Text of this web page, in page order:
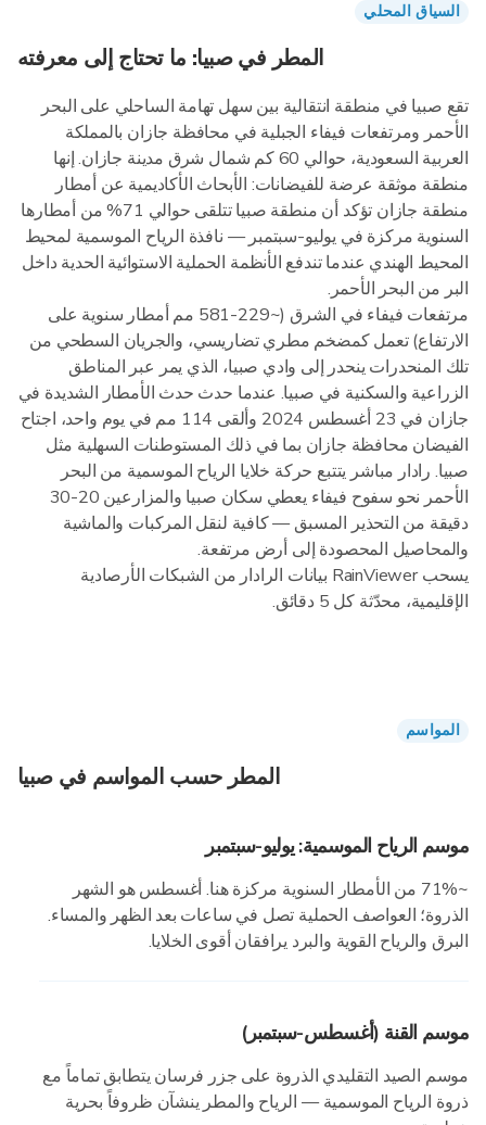
السياق المحلي
المطر في صبيا: ما تحتاج إلى معرفته
تقع صبيا في منطقة انتقالية بين سهل تهامة الساحلي على البحر
الأحمر ومرتفعات فيفاء الجبلية في محافظة جازان بالمملكة
العربية السعودية، حوالي 60 كم شمال شرق مدينة جازان. إنها
منطقة موثقة عرضة للفيضانات: الأبحاث الأكاديمية عن أمطار
منطقة جازان تؤكد أن منطقة صبيا تتلقى حوالي 71% من أمطارها
السنوية مركزة في يوليو-سبتمبر — نافذة الرياح الموسمية لمحيط
المحيط الهندي عندما تندفع الأنظمة الحملية الاستوائية الحدية داخل
البر من البحر الأحمر.
مرتفعات فيفاء في الشرق (~229-581 مم أمطار سنوية على
الارتفاع) تعمل كمضخم مطري تضاريسي، والجريان السطحي من
تلك المنحدرات ينحدر إلى وادي صبيا، الذي يمر عبر المناطق
الزراعية والسكنية في صبيا. عندما حدث حدث الأمطار الشديدة في
جازان في 23 أغسطس 2024 وألقى 114 مم في يوم واحد، اجتاح
الفيضان محافظة جازان بما في ذلك المستوطنات السهلية مثل
صبيا. رادار مباشر يتتبع حركة خلايا الرياح الموسمية من البحر
الأحمر نحو سفوح فيفاء يعطي سكان صبيا والمزارعين 20-30
دقيقة من التحذير المسبق — كافية لنقل المركبات والماشية
والمحاصيل المحصودة إلى أرض مرتفعة.
يسحب RainViewer بيانات الرادار من الشبكات الأرصادية
الإقليمية، محدّثة كل 5 دقائق.
المواسم
المطر حسب المواسم في صبيا
موسم الرياح الموسمية: يوليو-سبتمبر
~71% من الأمطار السنوية مركزة هنا. أغسطس هو الشهر
الذروة؛ العواصف الحملية تصل في ساعات بعد الظهر والمساء.
البرق والرياح القوية والبرد يرافقان أقوى الخلايا.
موسم القنة (أغسطس-سبتمبر)
موسم الصيد التقليدي الذروة على جزر فرسان يتطابق تماماً مع
ذروة الرياح الموسمية — الرياح والمطر ينشآن ظروفاً بحرية